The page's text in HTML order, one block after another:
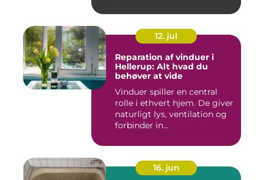
12. jul
Reparation af vinduer i
Hellerup: Alt hvad du
behøver at vide
Vinduer spiller en central
rolle i ethvert hjem. De giver
naturligt lys, ventilation og
forbinder in...
16. jun